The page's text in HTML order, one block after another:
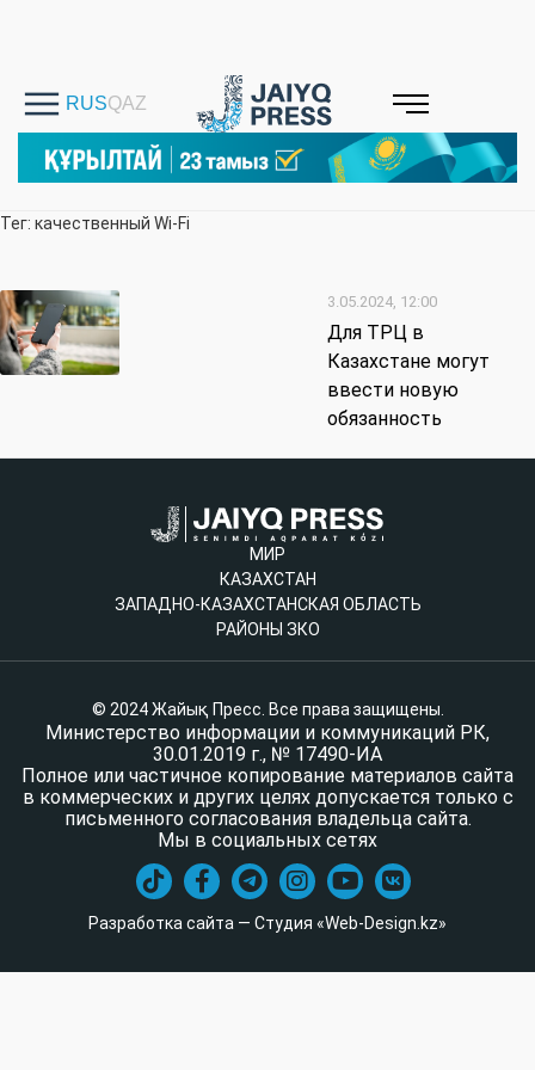
Тег: качественный Wi-Fi
3.05.2024, 12:00
Для ТРЦ в
Казахстане могут
ввести новую
обязанность
МИР
КАЗАХСТАН
ЗАПАДНО-КАЗАХСТАНСКАЯ ОБЛАСТЬ
РАЙОНЫ ЗКО
© 2024 Жайық Пресс. Все права защищены.
Министерство информации и коммуникаций РК,
30.01.2019 г., № 17490-ИА
Полное или частичное копирование материалов сайта
в коммерческих и других целях допускается только с
письменного согласования владельца сайта.
Мы в социальных сетях
Разработка сайта — Студия «Web-Design.kz»